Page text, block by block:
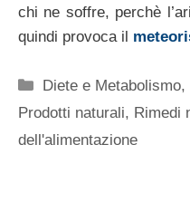
chi ne soffre, perchè
quindi provoca il
Categorie
Diete e Metabolismo,
Prodotti naturali, Rimedi
dell'alimentazione